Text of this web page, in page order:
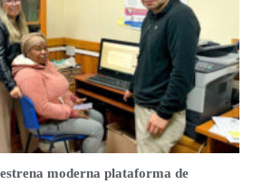
moderna plataforma de